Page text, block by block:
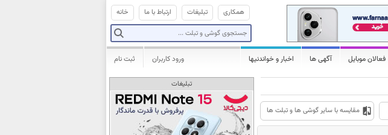
خانه ارتباط با ما تبلیغات همکاری
فعالان موبایل آگهی ها اخبار و خواندنیها ثبت نام ورود کاربران
مقایسه با سایر گوشی ها و تبلت ها
تبلیغات